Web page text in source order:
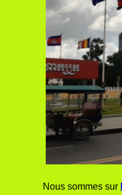
Nous sommes sur